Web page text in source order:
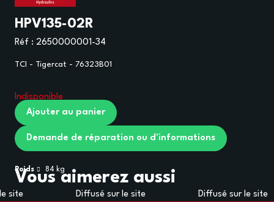
HPV135-02R
Réf : 2650000001-34
Poids 84 kg
TCI - Tigercat - 76323B01
Indisponible
Ajouter au panier
Demande de réparation ou d'informations
Vous aimerez aussi
site Diffusé sur le site Diffusé sur le site